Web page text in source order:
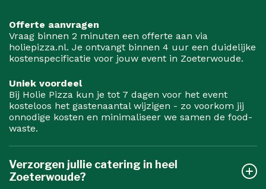
Offerte aanvragen
Vraag binnen 2 minuten een offerte aan via
holiepizza.nl. Je ontvangt binnen 4 uur een duidelijke
kostenspecificatie voor jouw event in Zoeterwoude.
Uniek voordeel
Bij Holie Pizza kun je tot 7 dagen voor het event
kosteloos het gastenaantal wijzigen - zo voorkom jij
onnodige kosten en minimaliseer we samen de food-
waste.
Verzorgen jullie catering in heel
Zoeterwoude?